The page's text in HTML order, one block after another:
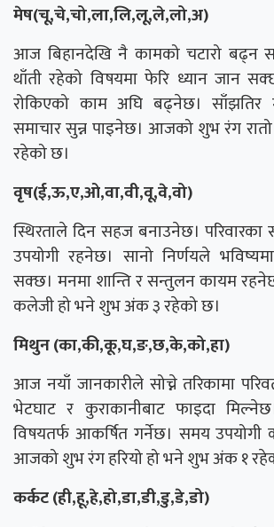
मेष(चू,चे,चो,ला,लि,लू,ले,लो,अ)
आज बिहानदेखि नै कामको चटारो बढ्न
थाँती रहेको विषयमा फेरि ध्यान जान
रोकिएको काम अघि बढ्नेछ।
समाचार सुन्न पाइनेछ। आजको शुभ रंग
रहेको छ।
वृष(ई,ऊ,ए,ओ,वा,वी,वू,वे,वो)
स्थिरताले दिन सहज बनाउनेछ।
उपयोगी रहनेछ। सानो निर्णयले भविष्यमा
सक्छ। मनमा शान्ति र सन्तुलन कायम
कलेजी हो भने शुभ अंक ३ रहेको छ।
मिथुन (का,की,कू,घ,ङ,छ,के,को,हा)
आज नयाँ जानकारीले सोच्ने तरिकामा
भेटघाट र कुराकानीबाट फाइदा
विषयतर्फ आकर्षित गर्नेछ। समय उपयोगी
आजको शुभ रंग हरियो हो भने शुभ अंक १
कर्कट (ही,हू,हे,हो,डा,डी,डु,डे,डो)